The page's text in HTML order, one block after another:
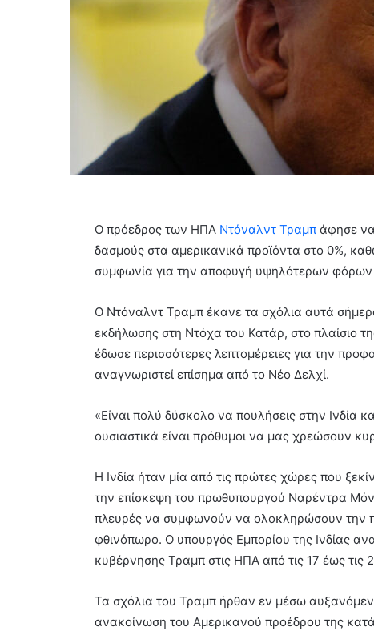
Ο πρόεδρος των ΗΠΑ Ντόναλντ Τραμπ άφησε να
δασμούς στα αμερικανικά προϊόντα στο 0%,
συμφωνία για την αποφυγή υψηλότερων φόρων
Ο Ντόναλντ Τραμπ έκανε τα σχόλια αυτά
εκδήλωσης στη Ντόχα του Κατάρ, στο πλαίσιο
έδωσε περισσότερες λεπτομέρειες για την
αναγνωριστεί επίσημα από το Νέο Δελχί.
«Είναι πολύ δύσκολο να πουλήσεις στην Ινδία
ουσιαστικά είναι πρόθυμοι να μας χρεώσουν
Η Ινδία ήταν μία από τις πρώτες χώρες που
την επίσκεψη του πρωθυπουργού Ναρέντρα
πλευρές να συμφωνούν να ολοκληρώσουν την
φθινόπωρο. Ο υπουργός Εμπορίου της Ινδίας
κυβέρνησης Τραμπ στις ΗΠΑ από τις 17 έως τις
Τα σχόλια του Τραμπ ήρθαν εν μέσω
ανακοίνωση του Αμερικανού προέδρου της